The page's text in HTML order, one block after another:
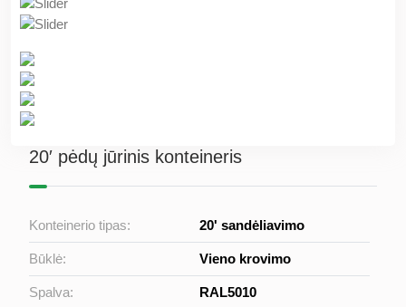
20′ pėdų jūrinis konteineris
Konteinerio tipas: 20' sandėliavimo
Būklė: Vieno krovimo
Spalva: RAL5010